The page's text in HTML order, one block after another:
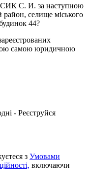
С. И. за наступною
район, селище міського
44?
самою юридичною
- Реєструйся
з Умовами
включаючи